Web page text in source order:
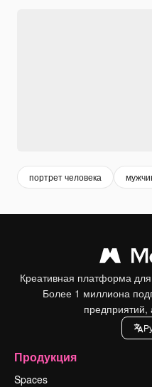
портрет человека
Креативная платформа
Более 1 миллиона
предприятий,
Продукция
Spaces